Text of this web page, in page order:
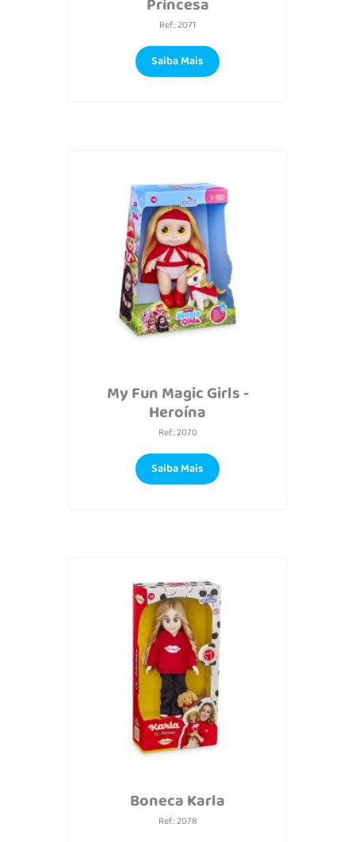
Ref.: 2071
Saiba Mais
My Fun Magic Girls -
Heroína
Ref.: 2070
Saiba Mais
Boneca Karla
Ref.: 2078